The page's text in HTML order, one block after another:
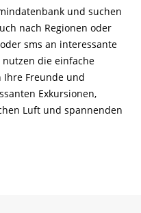
und suchen
nach Regionen oder
sms an interessante
die einfache
Freunde und
Exkursionen,
Luft und spannenden